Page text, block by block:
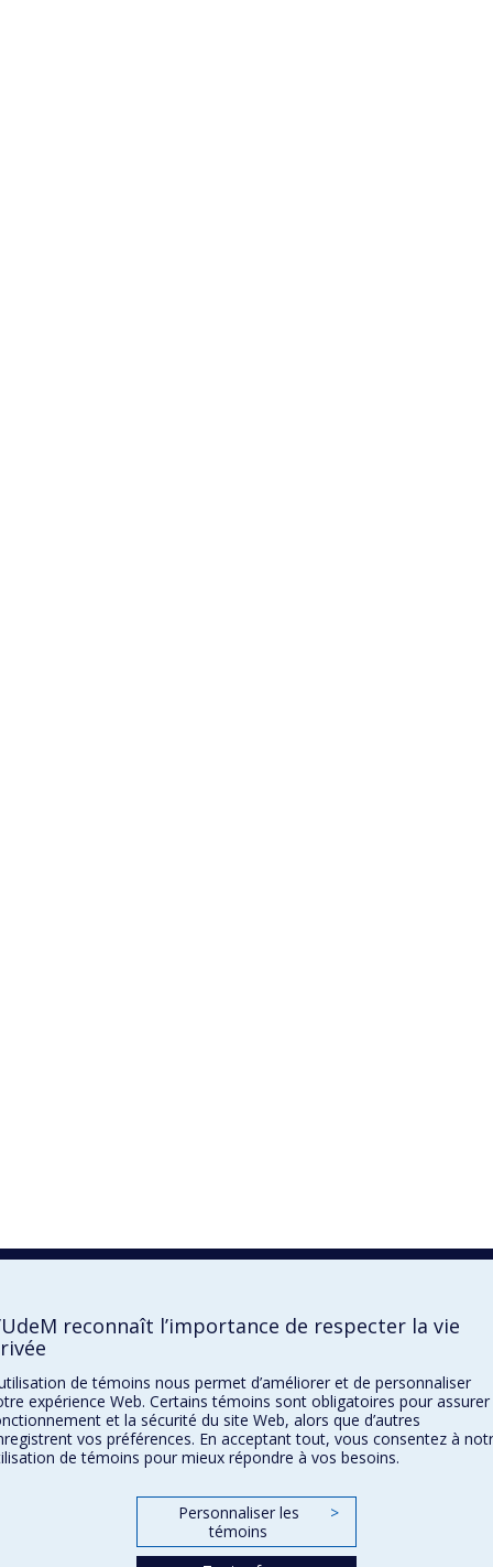
reconnaît l’importance de respecter la vie
de témoins nous permet d’améliorer et de personnaliser
expérience Web. Certains témoins sont obligatoires pour assurer
et la sécurité du site Web, alors que d’autres
vos préférences. En acceptant tout, vous consentez à
de témoins pour mieux répondre à vos besoins.
Personnaliser les
témoins
>